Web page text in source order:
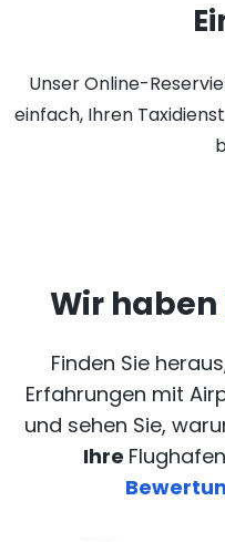
Unser Online-
einfach, Ihren
Wir haben
Finden Sie
Erfahrungen mit
und sehen Sie,
Ihre